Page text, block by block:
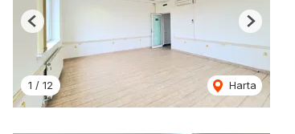
1 / 12 Harta
Previous Next